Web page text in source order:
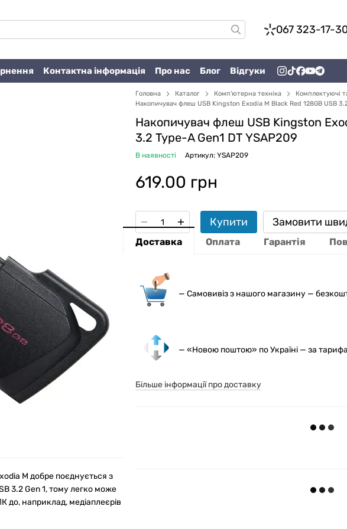
067 323-17-
Контактна інформація Про нас Блог Відгуки
M добре поєднується з
3.2 Gen 1, тому легко може
до, наприклад, медіаплеєрів
Головна Каталог Комп'ютерна техніка Комплектуючі
Накопичувач флеш USB Kingston Exodia M Black Red 128GB USB
Накопичувач флеш USB Kingston
3.2 Type-A Gen1 DT YSAP209
В наявності Артикул: YSAP209
619.00 грн
Купити Замовити
Доставка Оплата Гарантія
— Самовивіз з нашого магазину —
— «Новою поштою» по Україні — за
Більше інформації про доставку